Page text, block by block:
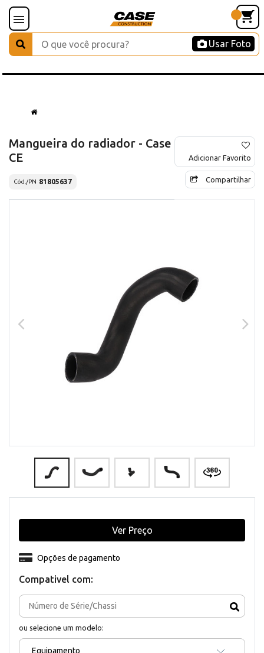
Usar Foto
Mangueira do radiador - Case
CE
Cód./PN 81805637
Adicionar Favorito
Compartilhar
Compativel com:
ou selecione um modelo:
Equipamento
Opções de pagamento
Ver Preço